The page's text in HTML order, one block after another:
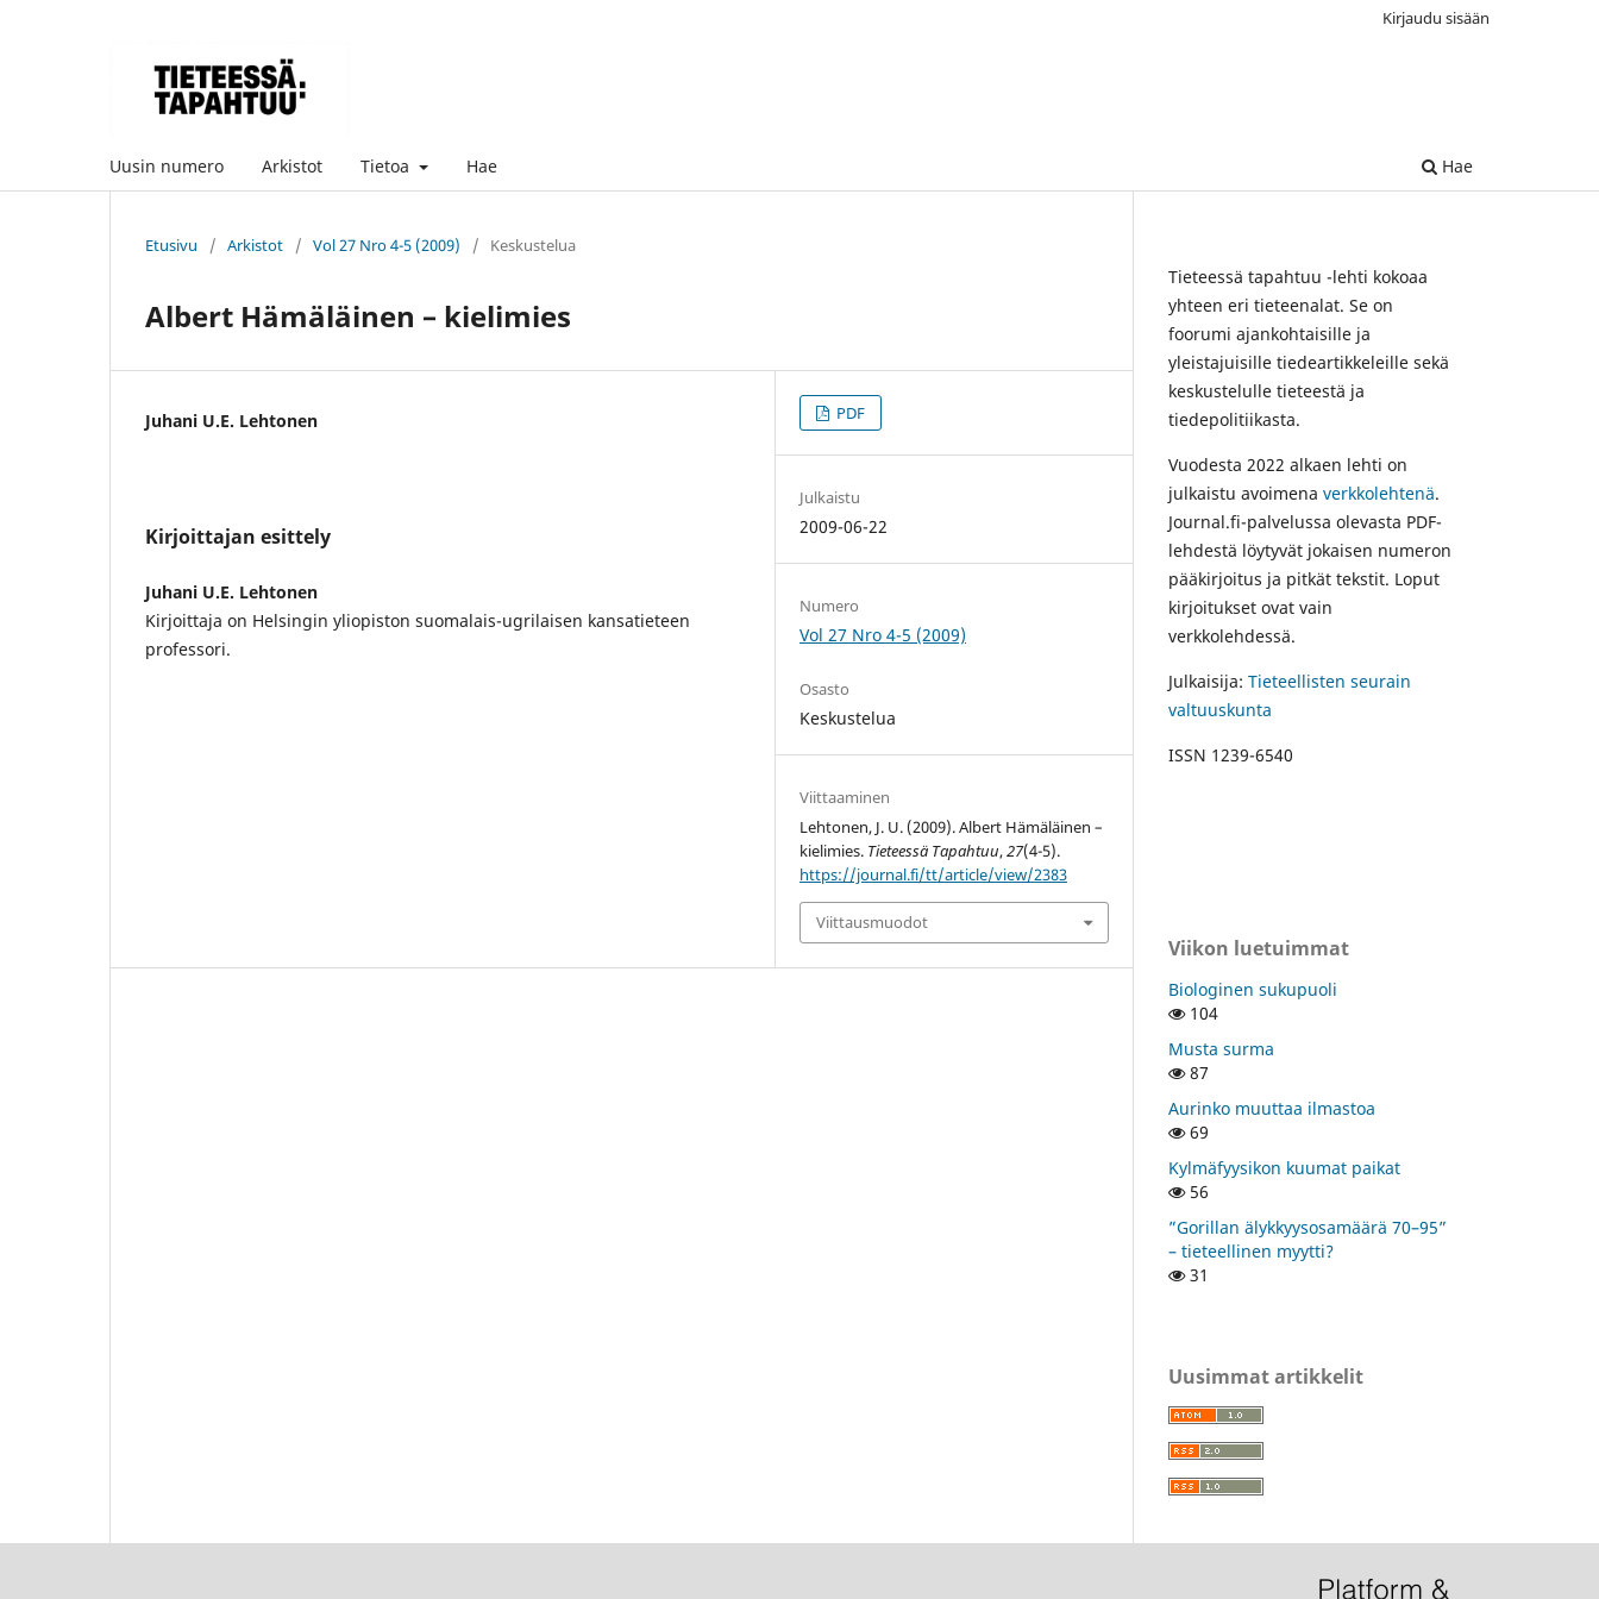
Uusin numero Arkistot Tietoa Hae Hae
Kirjaudu sisään
Etusivu / Arkistot / Vol 27 Nro 4-5 (2009) / Keskustelua
Albert Hämäläinen – kielimies
Juhani U.E. Lehtonen
Kirjoittajan esittely
Juhani U.E. Lehtonen
Kirjoittaja on Helsingin yliopiston suomalais-ugrilaisen kansatieteen
professori.
PDF
Julkaistu
2009-06-22
Numero
Vol 27 Nro 4-5 (2009)
Osasto
Keskustelua
Viittaaminen
Lehtonen, J. U. (2009). Albert Hämäläinen –
kielimies. Tieteessä Tapahtuu,27(4-5).
https://journal.fi/tt/article/view/2383
Viittausmuodot
Tieteessä tapahtuu -lehti kokoaa
yhteen eri tieteenalat. Se on
foorumi ajankohtaisille ja
yleistajuisille tiedeartikkeleille sekä
keskustelulle tieteestä ja
tiedepolitiikasta.
Vuodesta 2022 alkaen lehti on
julkaistu avoimena verkkolehtenä.
Journal.fi-palvelussa olevasta PDF-
lehdestä löytyvät jokaisen numeron
pääkirjoitus ja pitkät tekstit. Loput
kirjoitukset ovat vain
verkkolehdessä.
Julkaisija: Tieteellisten seurain
valtuuskunta
ISSN 1239-6540
Viikon luetuimmat
Biologinen sukupuoli
104
Musta surma
87
Aurinko muuttaa ilmastoa
69
Kylmäfyysikon kuumat paikat
56
”Gorillan älykkyysosamäärä 70–95”
– tieteellinen myytti?
31
Uusimmat artikkelit